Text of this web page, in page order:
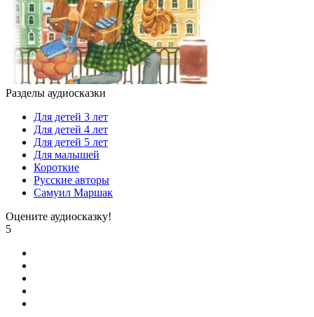
Разделы аудиосказки
Для детей 3 лет
Для детей 4 лет
Для детей 5 лет
Для малышей
Короткие
Русские авторы
Самуил Маршак
Оцените аудиосказку!
5